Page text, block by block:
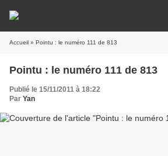
Accueil » Pointu : le numéro 111 de 813
Pointu : le numéro 111 de 813
Publié le 15/11/2011 à 18:22
Par Yan